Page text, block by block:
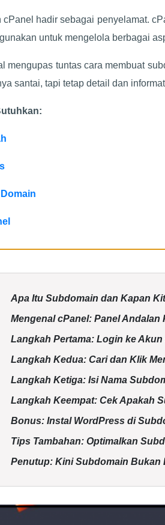
cPanel hadir sebagai penyelamat.
untuk mengelola berbagai
mengupas tuntas cara membuat
santai, tapi tetap detail dan
Apa Itu Subdomain dan Kapan
Mengenal cPanel: Panel Andalan
Langkah Pertama: Login ke Akun
Langkah Kedua: Cari dan Klik
Langkah Ketiga: Isi Nama
Langkah Keempat: Cek Apakah
Bonus: Instal WordPress di
Tips Tambahan: Optimalkan
Penutup: Kini Subdomain Bukan